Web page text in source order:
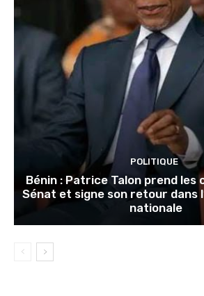
POLITIQUE
Bénin : Patrice Talon prend les
Sénat et signe son retour dans
nationale